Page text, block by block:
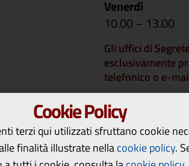
Venerdì
10.00 – 13.00
Gli uffici di
esclusivamente
telefonico o e-
Si comunica che
rimarranno
14 a venerdì 21
riapriranno
Cookie Policy
terzi qui utilizzati sfruttano cookie
finalità illustrate nellacookie policy.